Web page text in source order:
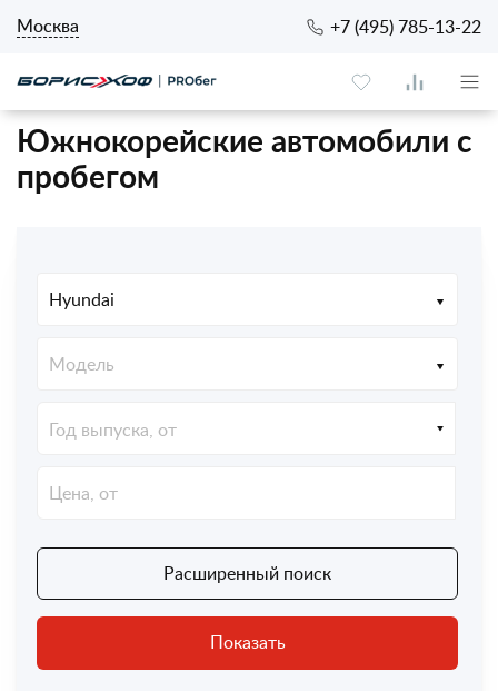
Москва +7 (495) 785-13-22
Южнокорейские автомобили с
пробегом
Hyundai
Модель
Год выпуска, от
Расширенный поиск
Показать